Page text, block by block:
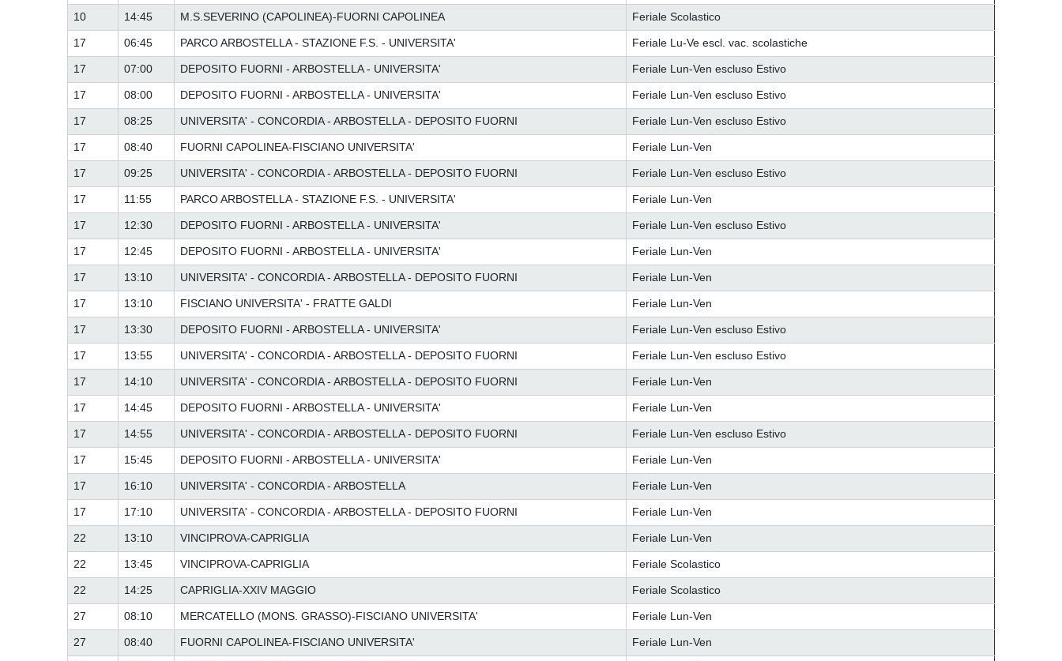
10 14:45 M.S.SEVERINO (CAPOLINEA)-FUORNI CAPOLINEA Feriale Scolastico
17 06:45 PARCO ARBOSTELLA - STAZIONE F.S. - UNIVERSITA' Feriale Lu-Ve escl. vac. scolastiche
17 07:00 DEPOSITO FUORNI - ARBOSTELLA - UNIVERSITA' Feriale Lun-Ven escluso Estivo
17 08:00 DEPOSITO FUORNI - ARBOSTELLA - UNIVERSITA' Feriale Lun-Ven escluso Estivo
17 08:25 UNIVERSITA' - CONCORDIA - ARBOSTELLA - DEPOSITO FUORNI Feriale Lun-Ven escluso Estivo
17 08:40 FUORNI CAPOLINEA-FISCIANO UNIVERSITA' Feriale Lun-Ven
17 09:25 UNIVERSITA' - CONCORDIA - ARBOSTELLA - DEPOSITO FUORNI Feriale Lun-Ven escluso Estivo
17 11:55 PARCO ARBOSTELLA - STAZIONE F.S. - UNIVERSITA' Feriale Lun-Ven
17 12:30 DEPOSITO FUORNI - ARBOSTELLA - UNIVERSITA' Feriale Lun-Ven escluso Estivo
17 12:45 DEPOSITO FUORNI - ARBOSTELLA - UNIVERSITA' Feriale Lun-Ven
17 13:10 UNIVERSITA' - CONCORDIA - ARBOSTELLA - DEPOSITO FUORNI Feriale Lun-Ven
17 13:10 FISCIANO UNIVERSITA' - FRATTE GALDI Feriale Lun-Ven
17 13:30 DEPOSITO FUORNI - ARBOSTELLA - UNIVERSITA' Feriale Lun-Ven escluso Estivo
17 13:55 UNIVERSITA' - CONCORDIA - ARBOSTELLA - DEPOSITO FUORNI Feriale Lun-Ven escluso Estivo
17 14:10 UNIVERSITA' - CONCORDIA - ARBOSTELLA - DEPOSITO FUORNI Feriale Lun-Ven
17 14:45 DEPOSITO FUORNI - ARBOSTELLA - UNIVERSITA' Feriale Lun-Ven
17 14:55 UNIVERSITA' - CONCORDIA - ARBOSTELLA - DEPOSITO FUORNI Feriale Lun-Ven escluso Estivo
17 15:45 DEPOSITO FUORNI - ARBOSTELLA - UNIVERSITA' Feriale Lun-Ven
17 16:10 UNIVERSITA' - CONCORDIA - ARBOSTELLA Feriale Lun-Ven
17 17:10 UNIVERSITA' - CONCORDIA - ARBOSTELLA - DEPOSITO FUORNI Feriale Lun-Ven
22 13:10 VINCIPROVA-CAPRIGLIA Feriale Lun-Ven
22 13:45 VINCIPROVA-CAPRIGLIA Feriale Scolastico
22 14:25 CAPRIGLIA-XXIV MAGGIO Feriale Scolastico
27 08:10 MERCATELLO (MONS. GRASSO)-FISCIANO UNIVERSITA' Feriale Lun-Ven
27 08:40 FUORNI CAPOLINEA-FISCIANO UNIVERSITA' Feriale Lun-Ven